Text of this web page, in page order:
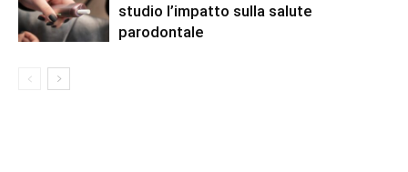
studio l’impatto sulla salute
parodontale